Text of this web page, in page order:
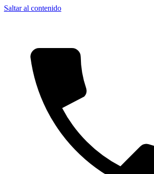
Saltar al contenido